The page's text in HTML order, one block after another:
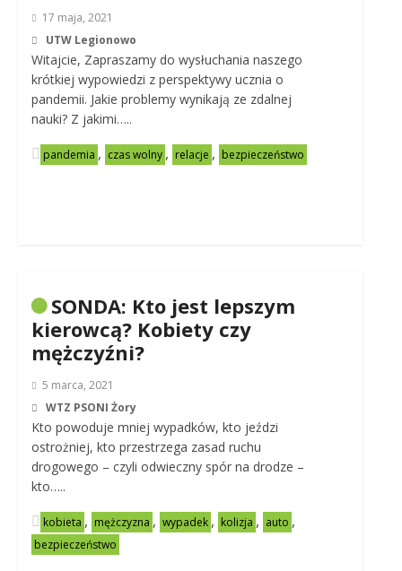
17 maja, 2021
UTW Legionowo
Witajcie, Zapraszamy do wysłuchania naszego
krótkiej wypowiedzi z perspektywy ucznia o
pandemii. Jakie problemy wynikają ze zdalnej
nauki? Z jakimi…..
pandemia , czas wolny , relacje , bezpieczeństwo
SONDA: Kto jest lepszym
kierowcą? Kobiety czy
mężczyźni?
5 marca, 2021
WTZ PSONI Żory
Kto powoduje mniej wypadków, kto jeździ
ostrożniej, kto przestrzega zasad ruchu
drogowego – czyli odwieczny spór na drodze –
kto…..
kobieta , mężczyzna , wypadek , kolizja , auto ,
bezpieczeństwo